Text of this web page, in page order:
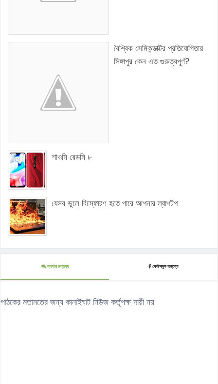
বৈশ্বিক সেমিকন্ডাক্টর প্রতিযোগিতায়
সিঙ্গাপুর কেন এত গুরুত্বপূর্ণ?
শাওমি রেডমি ৮
যেসব ভুলে বিস্ফোরণ হতে পারে আপনার ল্যাপটপ
ব্লগার মন্তব্য ফেইসবুক মন্তব্য
পাঠকের মতামতের জন্য কানাইঘাট নিউজ কর্তৃপক্ষ দায়ী নয়